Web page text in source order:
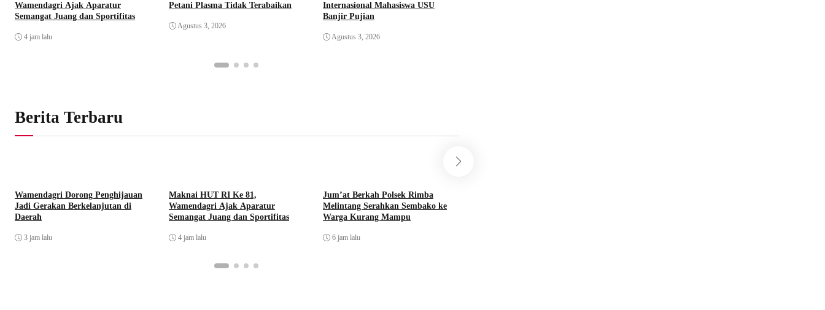
Wamendagri Ajak Aparatur
Semangat Juang dan Sportifitas
4 jam lalu
Petani Plasma Tidak Terabaikan
Agustus 3, 2026
Internasional Mahasiswa USU
Banjir Pujian
Agustus 3, 2026
Berita Terbaru
Wamendagri Dorong Penghijauan
Jadi Gerakan Berkelanjutan di
Daerah
3 jam lalu
Maknai HUT RI Ke 81,
Wamendagri Ajak Aparatur
Semangat Juang dan Sportifitas
4 jam lalu
Jum’at Berkah Polsek Rimba
Melintang Serahkan Sembako ke
Warga Kurang Mampu
6 jam lalu